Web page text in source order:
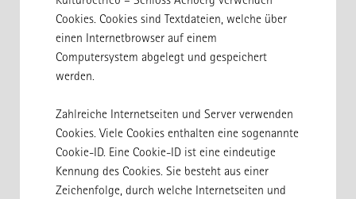
Cookies. Cookies sind Textdateien, welche über
einen Internetbrowser auf einem
Computersystem abgelegt und gespeichert
werden.
Zahlreiche Internetseiten und Server verwenden
Cookies. Viele Cookies enthalten eine sogenannte
Cookie-ID. Eine Cookie-ID ist eine eindeutige
Kennung des Cookies. Sie besteht aus einer
Zeichenfolge, durch welche Internetseiten und